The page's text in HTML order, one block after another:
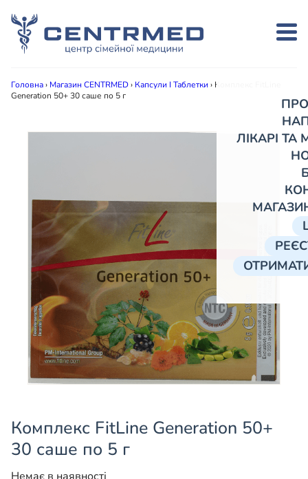
ЛІКАРІ
Головна› Магазин CENTRMED› Капсули І Таблетки › Комплекс FitLine
Generation 50+ 30 саше по 5 г
Комплекс FitLine Generation 50+
30 саше по 5 г